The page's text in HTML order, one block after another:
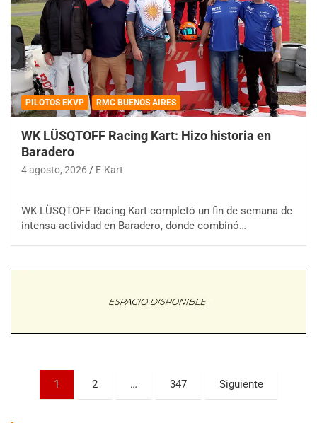
PILOTOS EKVP RMC BUENOS AIRES
WK LÜSQTOFF Racing Kart: Hizo historia en
Baradero
4 agosto, 2026 E-Kart
WK LÜSQTOFF Racing Kart completó un fin de semana de
intensa actividad en Baradero, donde combinó…
Paginación
1 2 … 347 Siguiente
COBERTURA ESPECIAL DE E-KART.COM.AR
08/09-AGO
Trenque Lauquen (Buenos Aires)
Villaguay (Entre Ríos)